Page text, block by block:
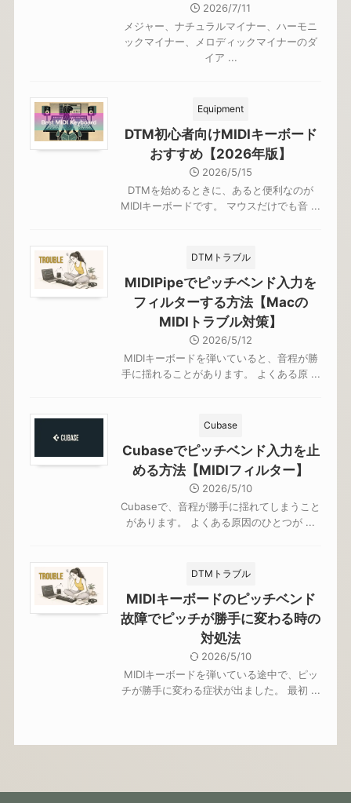
2026/7/11
メジャー、ナチュラルマイナー、ハーモニ
ックマイナー、メロディックマイナーのダ
イア ...
Equipment
DTM初心者向けMIDIキーボード
おすすめ【2026年版】
2026/5/15
DTMを始めるときに、あると便利なのが
MIDIキーボードです。 マウスだけでも音 ...
DTMトラブル
MIDIPipeでピッチベンド入力を
フィルターする方法【Macの
MIDIトラブル対策】
2026/5/12
MIDIキーボードを弾いていると、音程が勝
手に揺れることがあります。 よくある原 ...
Cubase
Cubaseでピッチベンド入力を止
める方法【MIDIフィルター】
2026/5/10
Cubaseで、音程が勝手に揺れてしまうこと
があります。 よくある原因のひとつが ...
DTMトラブル
MIDIキーボードのピッチベンド
故障でピッチが勝手に変わる時の
対処法
2026/5/10
MIDIキーボードを弾いている途中で、ピッ
チが勝手に変わる症状が出ました。 最初 ...